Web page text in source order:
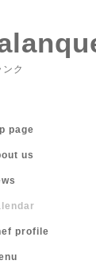
ンク
page
us
profile